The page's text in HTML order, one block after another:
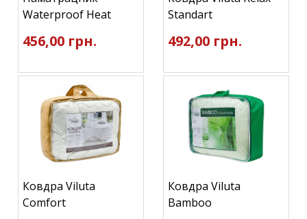
Waterproof Heat
456,00 грн.
Standart
492,00 грн.
Ковдра Viluta
Comfort
Ковдра Viluta
Bamboo